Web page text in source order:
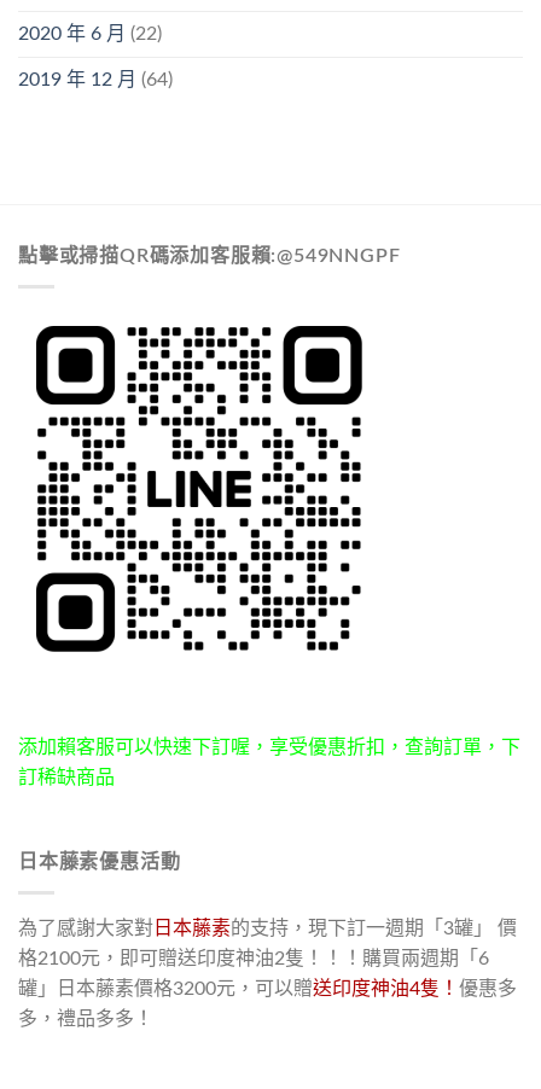
2020 年 6 月 (22)
2019 年 12 月 (64)
點擊或掃描QR碼添加客服賴:@549NNGPF
添加賴客服可以快速下訂喔，享受優惠折扣，查詢訂單，下
訂稀缺商品
日本藤素優惠活動
為了感謝大家對 日本藤素的支持，現下訂一週期「3罐」 價
格2100元，即可贈送印度神油2隻！！！購買兩週期「6
罐」日本藤素價格3200元，可以贈送印度神油4隻！ 優惠多
多，禮品多多！